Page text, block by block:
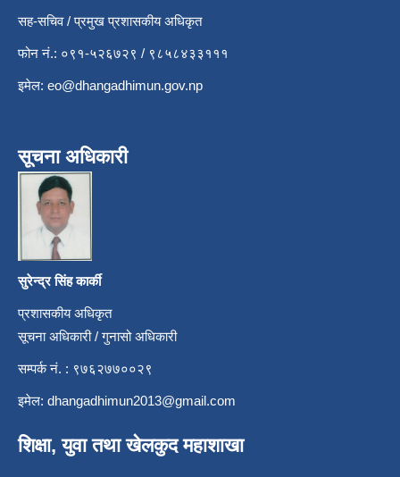
सह-सचिव / प्रमुख प्रशासकीय अधिकृत
फोन नं.: ०९१-५२६७२९ / ९८५८४३३१११
इमेल: eo@dhangadhimun.gov.np
सूचना अधिकारी
सुरेन्द्र सिंह कार्की
प्रशासकीय अधिकृत
सूचना अधिकारी / गुनासो अधिकारी
सम्पर्क नं. : ९७६२७७००२९
इमेल: dhangadhimun2013@gmail.com
शिक्षा, युवा तथा खेलकुद महाशाखा